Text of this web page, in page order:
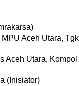
Aceh Utara,
Utara,
(Inisiator)